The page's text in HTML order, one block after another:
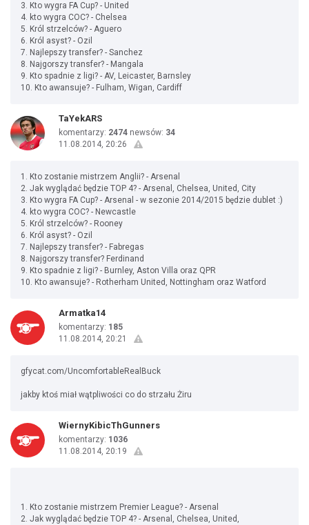
3. Kto wygra FA Cup? - United
4. kto wygra COC? - Chelsea
5. Król strzelców? - Aguero
6. Król asyst? - Ozil
7. Najlepszy transfer? - Sanchez
8. Najgorszy transfer? - Mangala
9. Kto spadnie z ligi? - AV, Leicaster, Barnsley
10. Kto awansuje? - Fulham, Wigan, Cardiff
TaYekARS
komentarzy: 2474 newsów: 34
11.08.2014, 20:26
1. Kto zostanie mistrzem Anglii? - Arsenal
2. Jak wyglądać będzie TOP 4? - Arsenal, Chelsea, United, City
3. Kto wygra FA Cup? - Arsenal - w sezonie 2014/2015 będzie dublet :)
4. kto wygra COC? - Newcastle
5. Król strzelców? - Rooney
6. Król asyst? - Ozil
7. Najlepszy transfer? - Fabregas
8. Najgorszy transfer? Ferdinand
9. Kto spadnie z ligi? - Burnley, Aston Villa oraz QPR
10. Kto awansuje? - Rotherham United, Nottingham oraz Watford
Armatka14
komentarzy: 185
11.08.2014, 20:21
gfycat.com/UncomfortableRealBuck
jakby ktoś miał wątpliwości co do strzału Żiru
WiernyKibicThGunners
komentarzy: 1036
11.08.2014, 20:19
1. Kto zostanie mistrzem Premier League? - Arsenal
2. Jak wyglądać będzie TOP 4? - Arsenal, Chelsea, United,